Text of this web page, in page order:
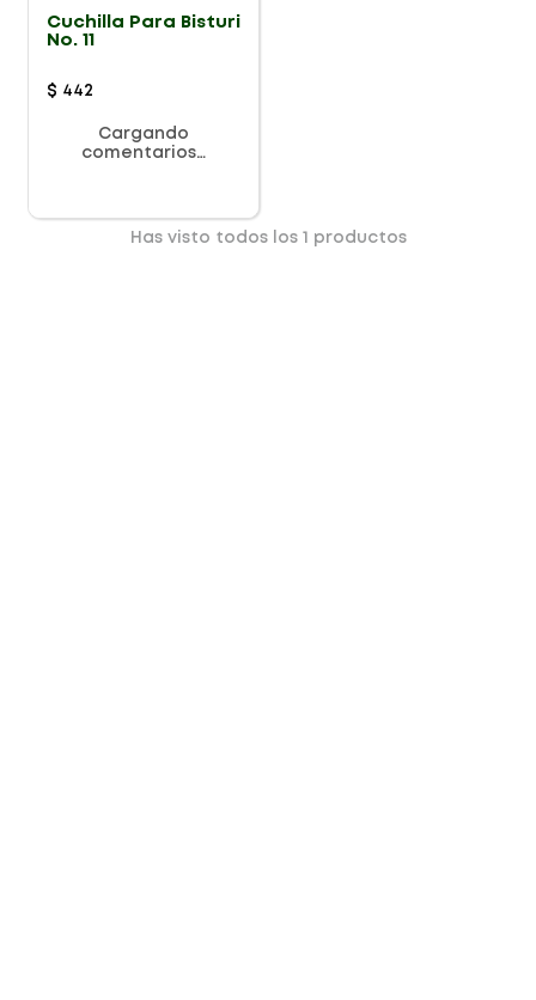
Cuchilla Para Bisturi
No. 11
$ 442
Cargando
comentarios…
Has visto todos los productos